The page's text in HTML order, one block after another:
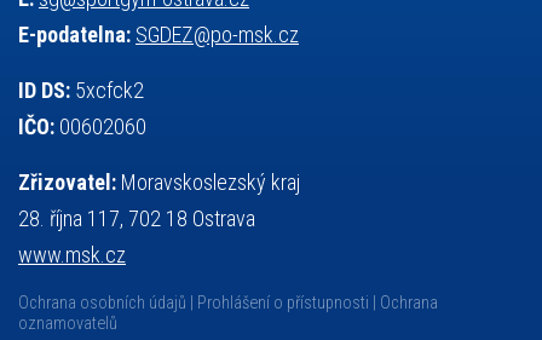
E-podatelna: SGDEZ@po-msk.cz
ID DS: 5xcfck2
IČO: 00602060
Zřizovatel: Moravskoslezský kraj
28. října 117, 702 18 Ostrava
www.msk.cz
Ochrana osobních údajů Prohlášení o přístupnosti
Ochrana
oznamovatelů